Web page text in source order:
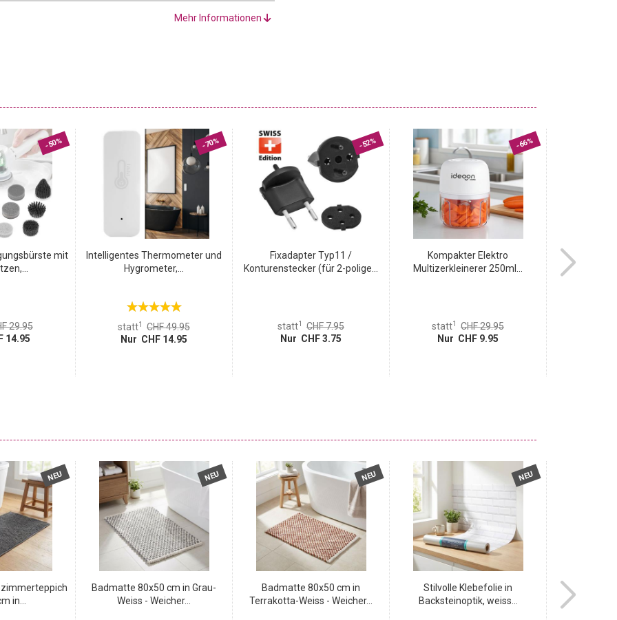
ist, kann er auch tagsüber ganz oder auch nur
Sie die Lamellen mit dem praktischen Wendestab. Die
Einflüssen, die Ihre tägliche Routine stören könnten.
Mehr Informationen
-50%
mit
29.95
14.95
-70%
Intelligentes Thermometer und
Hygrometer,...
statt1
CHF 49.95
Nur CHF 14.95
-52%
Fixadapter Typ11 /
Konturenstecker (für 2-polige...
statt1
CHF 7.95
Nur CHF 3.75
-66%
Kompakter Elektro
Multizerkleinerer 250ml...
statt1
CHF 29.95
Nur CHF 9.95
Praktischer
NEU
in...
NEU
Badmatte 80x50 cm in Grau-
Weiss - Weicher...
NEU
Badmatte 80x50 cm in
Terrakotta-Weiss - Weicher...
NEU
Stilvolle Klebefolie in
Backsteinoptik, weiss...
Badmatte